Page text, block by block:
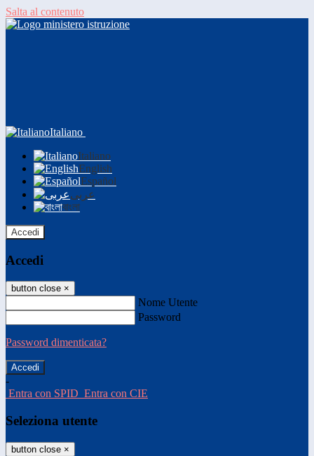
Salta al contenuto
Italiano
Italiano
English
Español
عربى
বাংলা
Accedi
Accedi
button close ×
Nome Utente
Password
Password dimenticata?
-
Entra con SPID Entra con CIE
Seleziona utente
button close ×